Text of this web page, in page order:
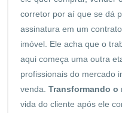
corretor por aí que se dá
assinatura em um
imóvel. Ele acha que o
aqui começa uma outra
profissionais do mercado
venda. Transformando o
vida do cliente após ele